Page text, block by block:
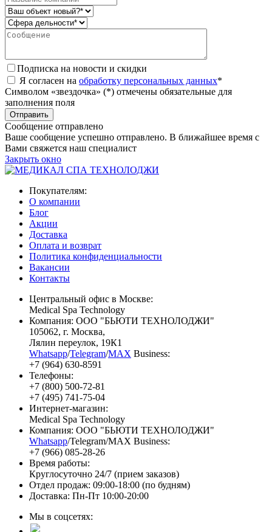
Подписка на новости и скидки
Я согласен на обработку персональных данных*
Символом «звездочка» (*) отмечены обязательные для
заполнения поля
Сообщение отправлено
Ваше сообщение успешно отправлено. В ближайшее время с
Вами свяжется наш специалист
Закрыть окно
Покупателям:
О компании
Блог
Акции
Доставка
Оплата и возврат
Политика конфиденциальности
Вакансии
Контакты
Центральный офис в Москве:
Medical Spa Technology
Компания: ООО "БЬЮТИ ТЕХНОЛОДЖИ"
105062, г. Москва,
Лялин переулок, 19К1
Whatsapp/Telegram/MAX Business:
+7 (964) 630-8591
Телефоны:
+7 (800) 500-72-81
+7 (495) 741-75-04
Интернет-магазин:
Medical Spa Technology
Компания: ООО "БЬЮТИ ТЕХНОЛОДЖИ"
Whatsapp/Telegram/MAX Business:
+7 (966) 085-28-26
Время работы:
Круглосуточно 24/7 (прием заказов)
Отдел продаж: 09:00-18:00 (по будням)
Доставка: Пн-Пт 10:00-20:00
Мы в соцсетях: